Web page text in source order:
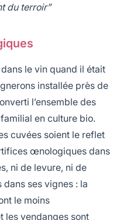
du terroir”
le vin quand il était
installée près de
l’ensemble des
en culture bio.
cuvées soient le reflet
œnologiques dans
ni de levure, ni de
ses vignes : la
le moins
les vendanges sont